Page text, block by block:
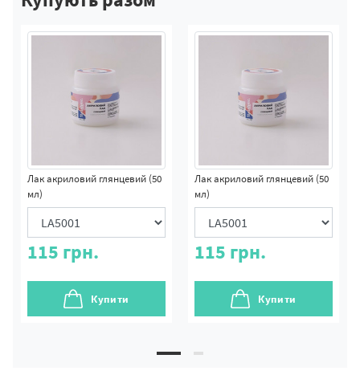
Лак акриловий глянцевий (50
мл)
115 грн.
Купити
Лак акриловий глянцевий (50
мл)
115 грн.
Купити